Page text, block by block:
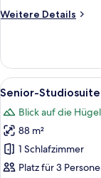
Weitere Details
Weitere
Doppelzimmer,
Schlafzimmer
Alle
Fotos
für
Senior-
Studiosuite
anzeigen
14
Senior-Studiosuite
Blick auf die Hügel
88 m²
1 Schlafzimmer
Platz für 3